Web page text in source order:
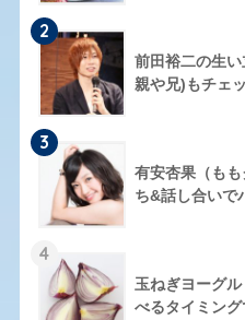
2
前田裕二の生
親や兄)もチェ
3
有安杏果（も
ち&話し合いで
4
玉ねぎヨーグ
べるタイミン